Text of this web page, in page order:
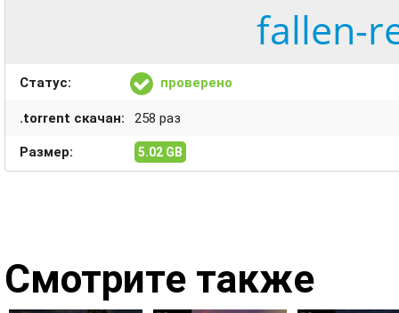
fallen-
Статус: проверено
.torrent скачан: 258 раз
Размер: 5.02 GB
Смотрите также